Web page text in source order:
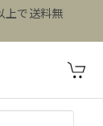
上で送料無